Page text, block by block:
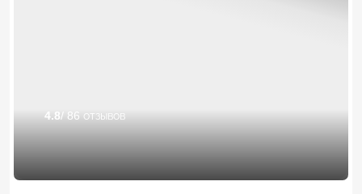
4.8/ 86 отзывов